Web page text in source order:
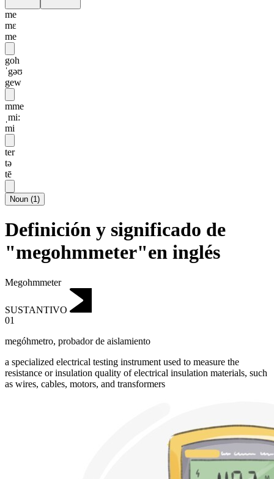
me
mɛ
me
goh
ˈgəʊ
gew
mme
ˌmi:
mi
ter
tə
tē
Noun (1)
Definición y significado de
"megohmmeter"en inglés
Megohmmeter
SUSTANTIVO
01
megóhmetro, probador de aislamiento
a specialized electrical testing instrument used to measure the
resistance or insulation quality of electrical insulation materials, such
as wires, cables, motors, and transformers